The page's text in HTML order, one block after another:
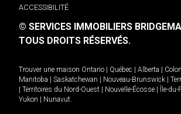
ACCESSIBILITÉ
© SERVICES IMMOBILIERS
TOUS DROITS RÉSERVÉS.
Trouver une maison Ontario Québec Alberta
Manitoba
Saskatchewan Nouveau-Brunswick
Territoires du Nord-Ouest Nouvelle-Écosse Île-
Yukon
Nunavut.